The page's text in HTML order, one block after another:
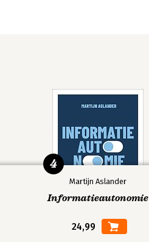
Martijn Aslander
Informatieautonomie
24,99
4